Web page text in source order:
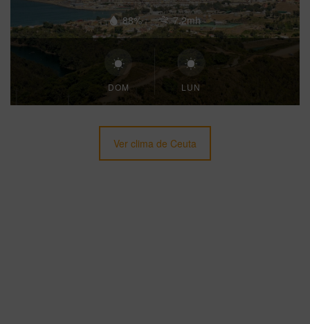
88% 7.2mh
DOM LUN
Ver clima de Ceuta